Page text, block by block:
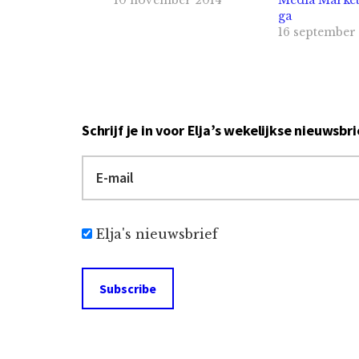
ga
16 september
Schrijf je in voor Elja’s wekelijkse
Elja's nieuwsbrief